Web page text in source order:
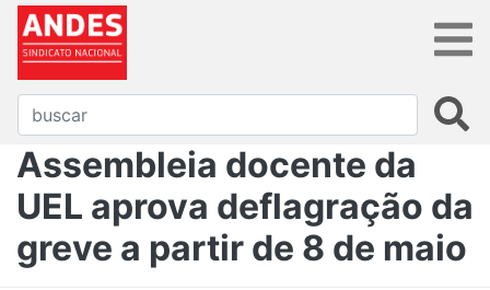
Assembleia docente da
UEL aprova deflagração da
greve a partir de 8 de maio